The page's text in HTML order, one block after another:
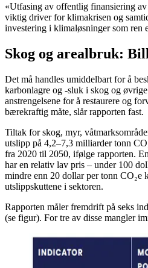
«Utfasing av offentlig finansiering
viktig driver for klimakrisen og
investering i klimaløsninger som ren
Skog og arealbruk:
Det må handles umiddelbart for å
karbonlagre og -sluk i skog og
anstrengelsene for å restaurere og
bærekraftig måte, slår rapporten fast.
Tiltak for skog, myr,
utslipp på 4,2–7,3 milliarder tonn
fra 2020 til 2050, ifølge rapporten.
har en relativ lav pris – under 100
mindre enn 20 dollar per tonn CO₂e
utslippskuttene i sektoren.
Rapporten måler fremdrift på seks
(se figur). For tre av disse mangler